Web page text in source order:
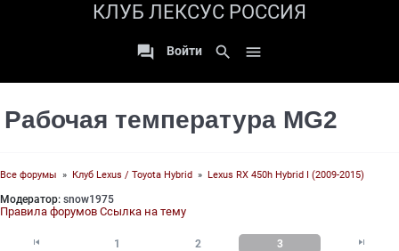
КЛУБ ЛЕКСУС РОССИЯ
 Войти search 
Рабочая температура MG2
Все форумы » Клуб Lexus / Toyota Hybrid » Lexus RX 450h Hybrid I (2009-2015)
Модератор: snow1975
Правила форумов Ссылка на тему
 1 2 3 